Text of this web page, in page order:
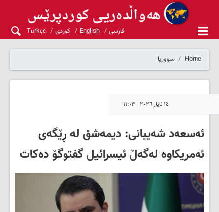
فارسی English کوردی Türkçe
Home سووریا
١٤ ئایار ٢٠٢٦ - ١١:٠٣
ئەسعەد شەیبانی: دیمەشق لە ڕێگەی
ئەمریکاوە لەگەڵ ئیسرائیل گفتوگۆ دەکات